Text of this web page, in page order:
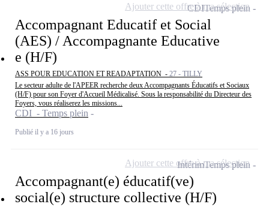
Accompagnant Educatif et Social
(AES) / Accompagnante Educative
e (H/F)
ASS POUR EDUCATION ET READAPTATION - 27 - TILLY
Le secteur adulte de l'APEER recherche deux Accompagnants Éducatifs et Sociaux
(H/F) pour son Foyer d'Accueil Médicalisé. Sous la responsabilité du Directeur des
Foyers, vous réaliserez les missions...
CDI - Temps plein
Publié il y a 16 jours
CDITemps plein
Ajouter cette offre à ma sélection
Accompagnant(e) éducatif(ve)
social(e) structure collective (H/F)
IntérimTemps plein
Ajouter cette offre à ma sélection